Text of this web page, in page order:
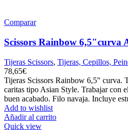
Comparar
Scissors Rainbow 6,5″curva
Tijeras Scissors, Tijeras, Cepillos,
78,65€
Tijeras Scissors Rainbow 6,5" curva.
caritas tipo Asian Style. Trabajar con
buen acabado. Filo navaja. Incluye
Add to wishlist
Añadir al carrito
Quick view